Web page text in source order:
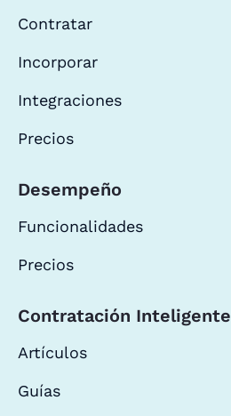
Contratar
Incorporar
Integraciones
Precios
Desempeño
Funcionalidades
Precios
Contratación Inteligente
Artículos
Guías